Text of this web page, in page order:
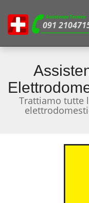
Assistenza Tecnica
091
Trattiamo tutte